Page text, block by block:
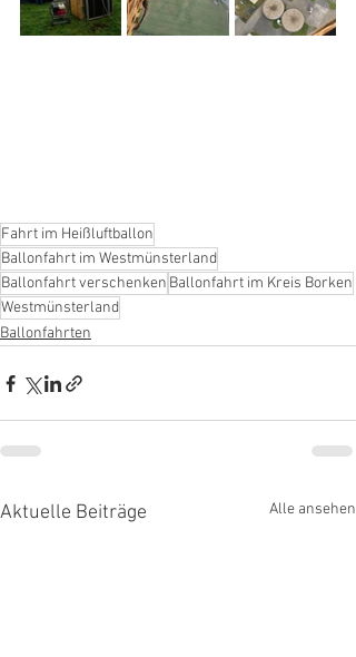
Fahrt im Heißluftballon
Ballonfahrt im Westmünsterland
Ballonfahrt verschenken Ballonfahrt im Kreis Borken
Westmünsterland
Ballonfahrten
Aktuelle Beiträge Alle ansehen